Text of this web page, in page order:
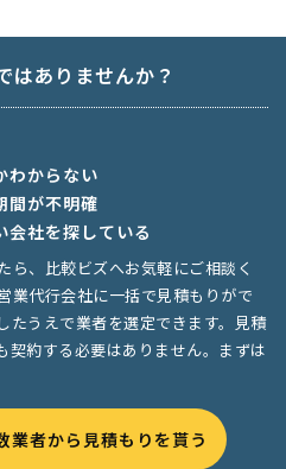
はありませんか？
わからない
間が不明確
会社を探している
ら、比較ビズへお気軽にご相談く
業代行会社に一括で見積もりがで
たうえで業者を選定できます。見積
契約する必要はありません。まずは
業者から見積もりを貰う